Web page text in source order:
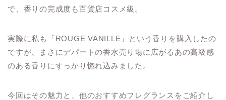
で、香りの完成度も百貨店コスメ級。
実際に私も「ROUGE VANILLE」という香りを購入したの
ですが、まさにデパートの香水売り場に広がるあの高級感
のある香りにすっかり惚れ込みました。
今回はその魅力と、他のおすすめフレグランスをご紹介し